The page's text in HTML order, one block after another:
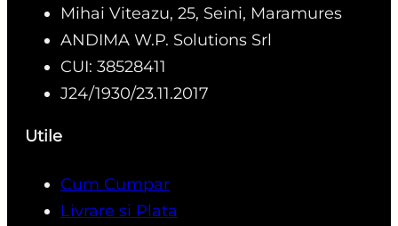
Mihai Viteazu, 25, Seini, Maramures
ANDIMA W.P. Solutions Srl
CUI: 38528411
J24/1930/23.11.2017
Utile
Cum Cumpar
Livrare si Plata